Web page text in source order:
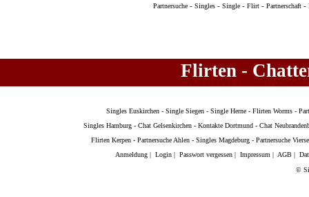
Partnersuche -Singles -Single -Flirt -Partnerschaft -
Flirten -
Singles Euskirchen - Single Siegen - Single Herne - Flirten Worms -
Singles Hamburg - Chat Gelsenkirchen - Kontakte Dortmund - Chat
Flirten Kerpen -Partnersuche Ahlen -Singles Magdeburg -Partnersuche
Anmeldung | Login | Passwort vergessen | Impressum | AGB |
©